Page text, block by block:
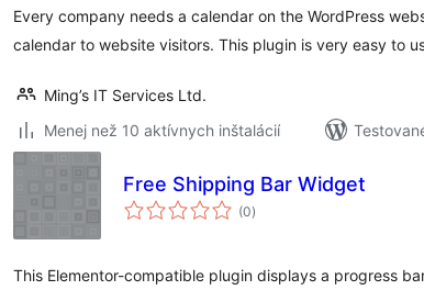
Every company needs a calendar on the WordPress
calendar to website visitors. This plugin is very easy to
Ming’s IT Services Ltd.
Menej než 10 aktívnych inštalácií
Free Shipping Bar Widget
(0celkové
hodnotenie
)
This Elementor-compatible plugin displays a progress